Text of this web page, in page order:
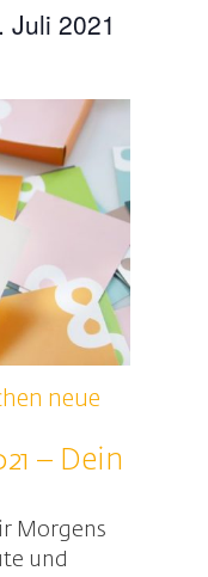
Juli 2021
neue
– Dein
Morgens
und